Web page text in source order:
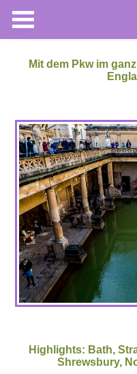
Mit dem Pkw im
Highlights: Bath,
Shrewsbury,